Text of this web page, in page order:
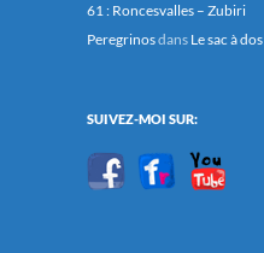
61 : Roncesvalles – Zubiri
Peregrinosdans Le sac à dos
SUIVEZ-MOI SUR: